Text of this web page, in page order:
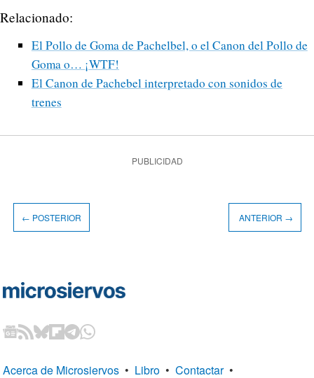
Relacionado:
El Pollo de Goma de Pachelbel, o el Canon del Pollo de
Goma o… ¡WTF!
El Canon de Pachebel interpretado con sonidos de
trenes
PUBLICIDAD
← POSTERIOR ANTERIOR →
Acerca de Microsiervos • Libro • Contactar •